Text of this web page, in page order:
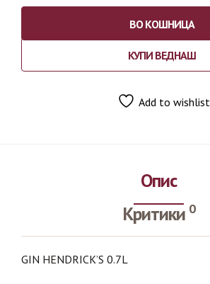
ВО КОШНИЦА
КУПИ ВЕДНАШ
Add to wishlist
Опис
Критики 0
GIN HENDRICK’S 0.7L